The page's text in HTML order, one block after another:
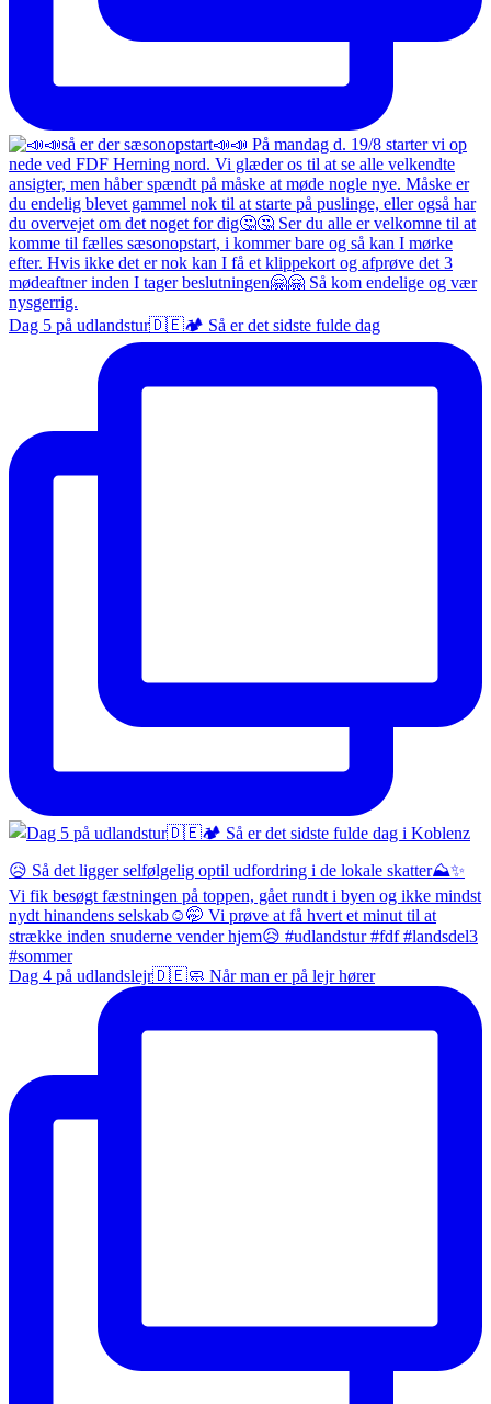
Dag 5 på udlandstur🇩🇪🏕️ Så er det sidste fulde dag
Dag 4 på udlandslejr🇩🇪🧼 Når man er på lejr hører